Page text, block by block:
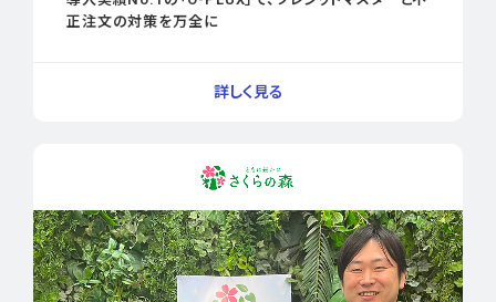
正注文の対策を万全に